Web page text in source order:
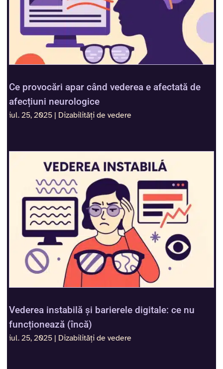
Ce provocări apar când vederea e afectată de
afecțiuni neurologice
iul. 25, 2025 | Dizabilități de vedere
Vederea instabilă și barierele digitale: ce nu
funcționează (încă)
iul. 25, 2025 | Dizabilități de vedere